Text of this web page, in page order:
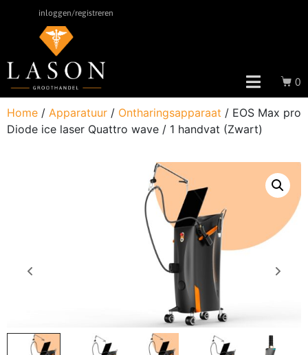
inloggen/registreren
0
Home / Apparatuur / Ontharingsapparaat / EOS Max pro
Diode ice laser Quattro wave / 1 handvat (Zwart)